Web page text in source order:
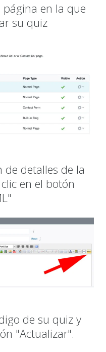
página en la que
su quiz
de detalles de la
en el botón
de su quiz y
"Actualizar".